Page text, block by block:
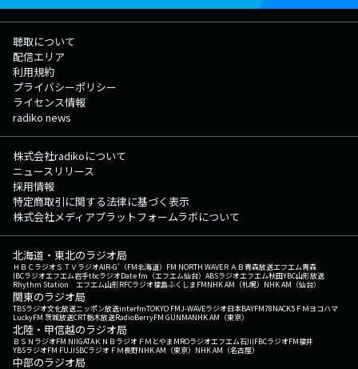
聴取について
配信エリア
利用規約
プライバシーポリシー
ライセンス情報
radiko news
株式会社radikoについて
ニュースリリース
採用情報
特定商取引に関する法律に基づく表示
株式会社メディアプラットフォームラボについて
北海道・東北のラジオ局
ＨＢＣラジオＳＴＶラジオAIR-G'（FM北海道） FM NORTH WAVEＲＡＢ青森放送エフエム青森
IBCラジオエフエム岩手tbcラジオDate fm（エフエム仙台） ABSラジオエフエム秋田YBC山形放送
Rhythm Station エフエム山形RFCラジオ福島ふくしまFMNHK AM（札幌） NHK AM（仙台）
関東のラジオ局
TBSラジオ文化放送ニッポン放送interfmTOKYO FMJ-WAVEラジオ日本BAYFM78NACK5 ＦＭヨコハマ
LuckyFM 茨城放送CRT栃木放送RadioBerryFM GUNMANHK AM（東京）
北陸・甲信越のラジオ局
ＢＳＮラジオFM NIIGATAＫＮＢラジオ ＦＭとやまMROラジオエフエム石川FBCラジオFM福井
YBSラジオFM FUJISBCラジオ ＦＭ長野NHK AM（東京） NHK AM（名古屋）
中部のラジオ局